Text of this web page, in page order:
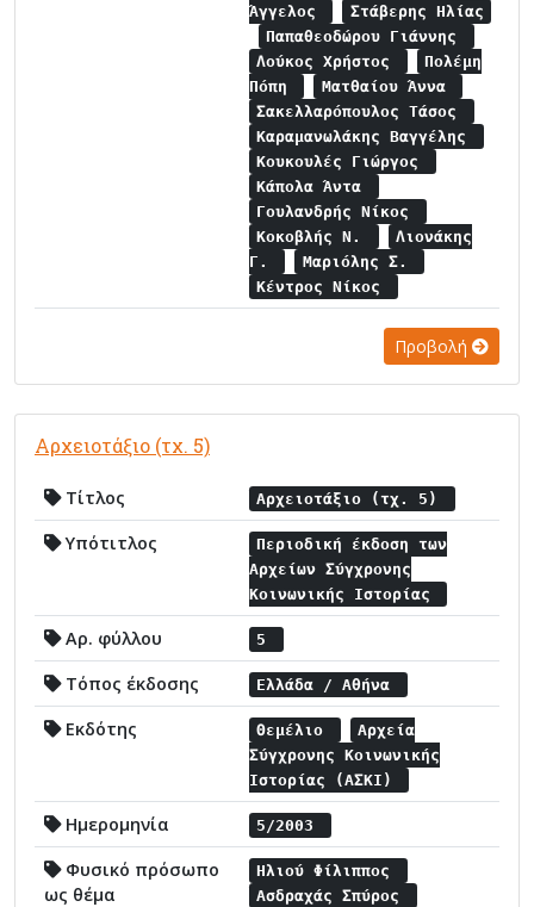
Άγγελος
Στάβερης Ηλίας
Παπαθεοδώρου Γιάννης
Λούκος Χρήστος
Πολέμη
Πόπη
Ματθαίου Άννα
Σακελλαρόπουλος Τάσος
Καραμανωλάκης Βαγγέλης
Κουκουλές Γιώργος
Κάπολα Άντα
Γουλανδρής Νίκος
Κοκοβλής Ν.
Λιονάκης
Γ.
Μαριόλης Σ.
Κέντρος Νίκος
Προβολή
Αρχειοτάξιο (τχ. 5)
Τίτλος Αρχειοτάξιο (τχ. 5)
Υπότιτλος
Περιοδική έκδοση των
Αρχείων Σύγχρονης
Κοινωνικής Ιστορίας
Αρ. φύλλου 5
Τόπος έκδοσης Ελλάδα / Αθήνα
Εκδότης Θεμέλιο
Αρχεία
Σύγχρονης Κοινωνικής
Ιστορίας (ΑΣΚΙ)
Ημερομηνία 5/2003
Φυσικό πρόσωπο
ως θέμα
Ηλιού Φίλιππος
Ασδραχάς Σπύρος